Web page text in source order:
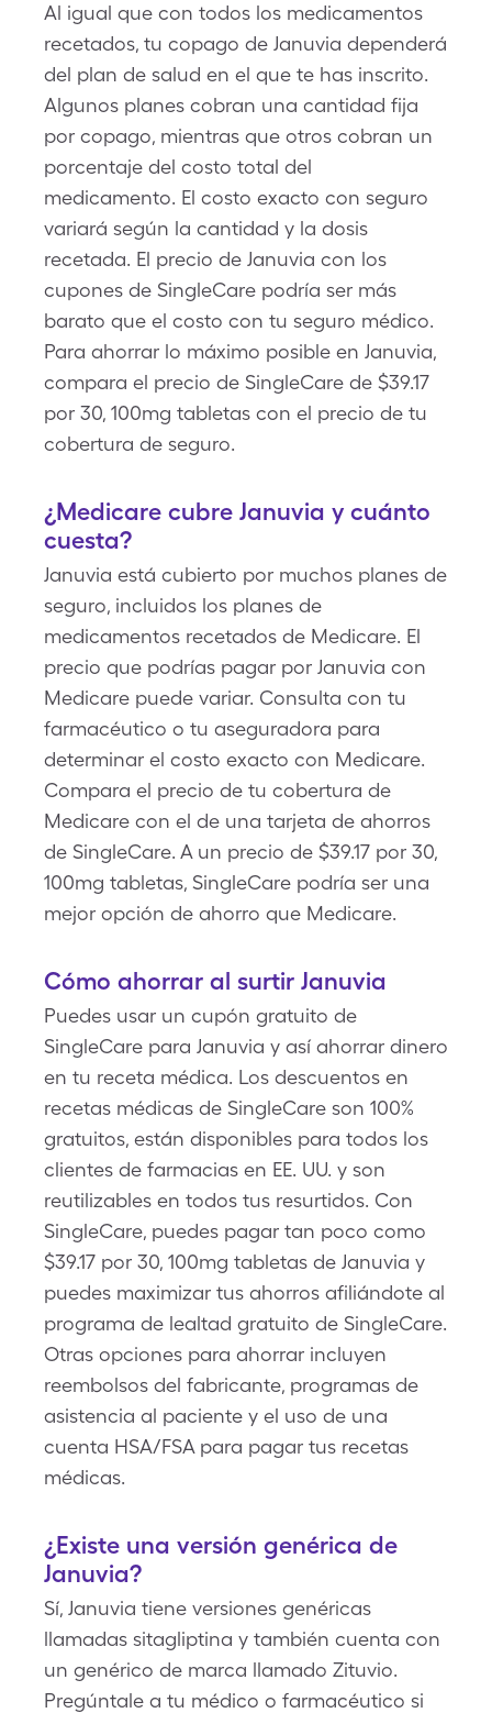
Al igual que con todos los medicamentos
recetados, tu copago de Januvia dependerá
del plan de salud en el que te has inscrito.
Algunos planes cobran una cantidad fija
por copago, mientras que otros cobran un
porcentaje del costo total del
medicamento. El costo exacto con seguro
variará según la cantidad y la dosis
recetada. El precio de Januvia con los
cupones de SingleCare podría ser más
barato que el costo con tu seguro médico.
Para ahorrar lo máximo posible en Januvia,
compara el precio de SingleCare de $39.17
por 30, 100mg tabletas con el precio de tu
cobertura de seguro.
¿Medicare cubre Januvia y cuánto
cuesta?
Januvia está cubierto por muchos planes de
seguro, incluidos los planes de
medicamentos recetados de Medicare. El
precio que podrías pagar por Januvia con
Medicare puede variar. Consulta con tu
farmacéutico o tu aseguradora para
determinar el costo exacto con Medicare.
Compara el precio de tu cobertura de
Medicare con el de una tarjeta de ahorros
de SingleCare. A un precio de $39.17 por 30,
100mg tabletas, SingleCare podría ser una
mejor opción de ahorro que Medicare.
Cómo ahorrar al surtir Januvia
Puedes usar un cupón gratuito de
SingleCare para Januvia y así ahorrar dinero
en tu receta médica. Los descuentos en
recetas médicas de SingleCare son 100%
gratuitos, están disponibles para todos los
clientes de farmacias en EE. UU. y son
reutilizables en todos tus resurtidos. Con
SingleCare, puedes pagar tan poco como
$39.17 por 30, 100mg tabletas de Januvia y
puedes maximizar tus ahorros afiliándote al
programa de lealtad gratuito de SingleCare.
Otras opciones para ahorrar incluyen
reembolsos del fabricante, programas de
asistencia al paciente y el uso de una
cuenta HSA/FSA para pagar tus recetas
médicas.
¿Existe una versión genérica de
Januvia?
Sí, Januvia tiene versiones genéricas
llamadas sitagliptina y también cuenta con
un genérico de marca llamado Zituvio.
Pregúntale a tu médico o farmacéutico si